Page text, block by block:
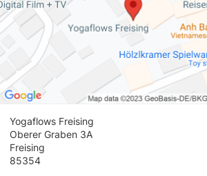
Yogaflows Freising
Oberer Graben 3A
Freising
85354